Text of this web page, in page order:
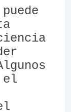
el